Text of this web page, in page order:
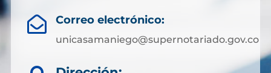
 Correo electrónico:
unicasamaniego@supernotariado.gov.co